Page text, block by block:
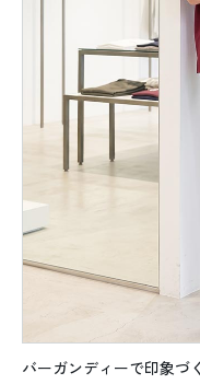
バーガンディーで印象づ